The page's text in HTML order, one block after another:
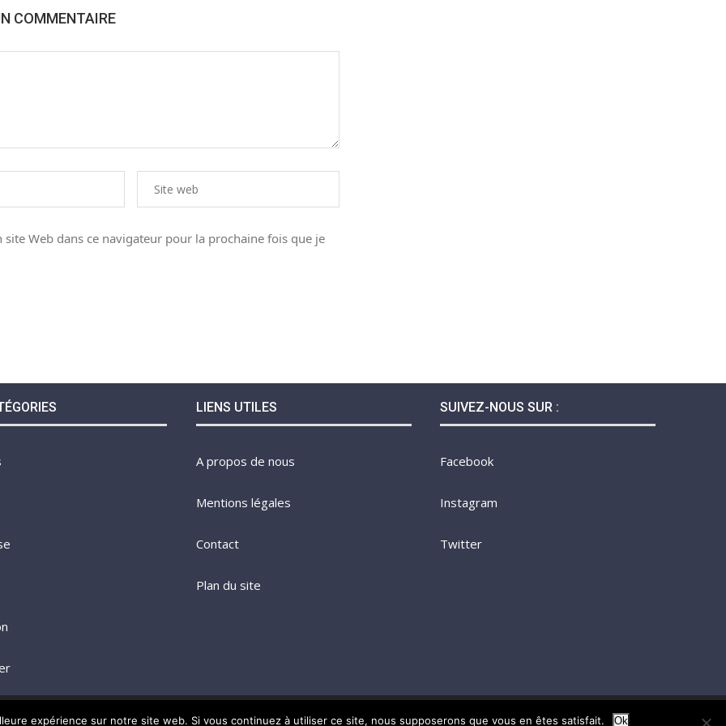
COMMENTAIRE
Web dans ce navigateur pour la prochaine fois que je
LIENS UTILES
A propos de nous
Mentions légales
Contact
Plan du site
SUIVEZ-NOUS SUR :
Facebook
Instagram
Twitter
@2023 - Tous droits réservés.Le Bosc Business
expérience sur notre site web. Si vous continuez à utiliser ce site, nous supposerons que vous en êtes satisfait. Ok